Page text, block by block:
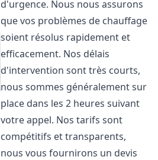
d'urgence. Nous nous assurons
que vos problèmes de chauffage
soient résolus rapidement et
efficacement. Nos délais
d'intervention sont très courts,
nous sommes généralement sur
place dans les 2 heures suivant
votre appel. Nos tarifs sont
compétitifs et transparents,
nous vous fournirons un devis